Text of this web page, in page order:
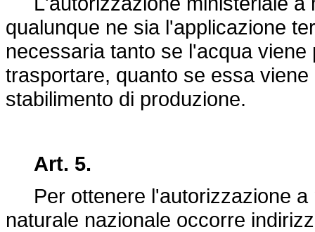
qualunque ne sia l'applicazione
necessaria tanto se l'acqua
trasportare, quanto se essa
stabilimento di produzione.
Art. 5.
Per ottenere l'autorizzazione a
naturale nazionale occorre